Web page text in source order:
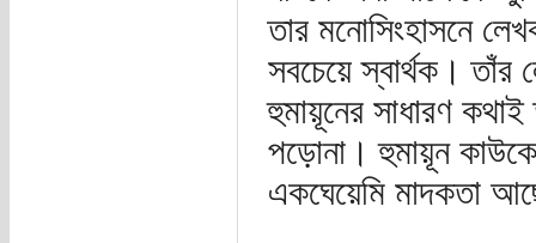
তার মনোসিংহাসনে
সবচেয়ে স্বার্থক। তাঁর
হুমায়ূনের সাধারণ
পড়োনা। হুমায়ূন
একঘেয়েমি মাদকতা